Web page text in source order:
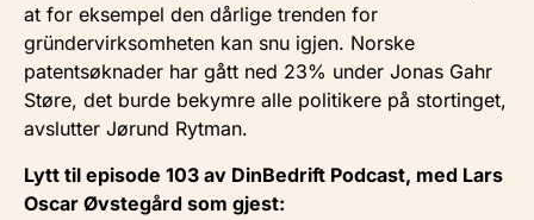
at for eksempel den dårlige trenden for
gründervirksomheten kan snu igjen. Norske
patentsøknader har gått ned 23% under Jonas Gahr
Støre, det burde bekymre alle politikere på stortinget,
avslutter Jørund Rytman.
Lytt til episode 103 av DinBedrift Podcast, med Lars
Oscar Øvstegård som gjest: